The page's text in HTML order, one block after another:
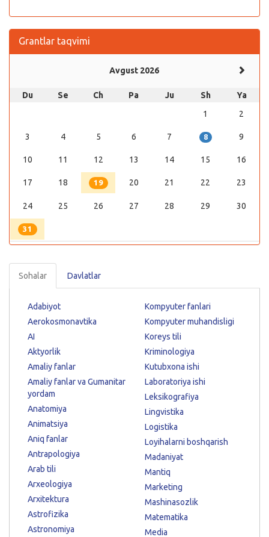
Grantlar taqvimi
Avgust 2026
Du Se Ch Pa Ju Sh
Ya
1
2
3 4 5 6 7 8 9
10 11 12 13 14 15 16
17 18 19 20 21 22 23
24 25 26 27 28 29 30
31
Sohalar Davlatlar
Adabiyot
Aerokosmonavtika
AI
Aktyorlik
Amaliy fanlar
Amaliy fanlar va Gumanitar
yordam
Anatomiya
Animatsiya
Aniq fanlar
Antrapologiya
Arab tili
Arxeologiya
Arxitektura
Astrofizika
Astronomiya
Kompyuter fanlari
Kompyuter muhandisligi
Koreys tili
Kriminologiya
Kutubxona ishi
Laboratoriya ishi
Leksikografiya
Lingvistika
Logistika
Loyihalarni boshqarish
Madaniyat
Mantiq
Marketing
Mashinasozlik
Matematika
Media